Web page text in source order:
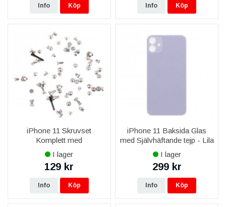
Info Köp Info Köp
iPhone 11 Skruvset
Komplett med
Bottenskruvar - Svart
I lager
129 kr
Info Köp
iPhone 11 Baksida Glas
med Självhäftande tejp - Lila
I lager
299 kr
Info Köp